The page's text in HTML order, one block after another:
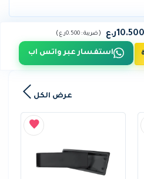
10.500ر.ع (ضريبة :0.500ر.ع )
استفسار عبر واتس اب
عرض الكل